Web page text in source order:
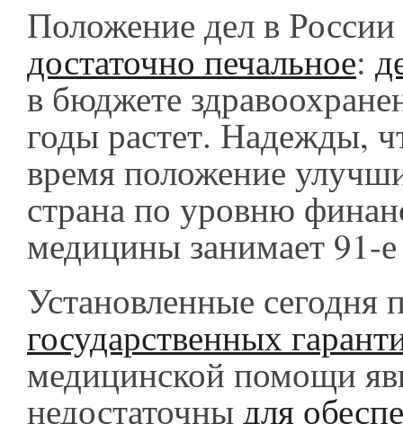
Положение дел в
достаточно печальное:
в бюджете
годы растет. Надежды,
время положение
страна по уровню
медицины занимает 91-
Установленные сегодня
государственных
медицинской помощи
недостаточныдля